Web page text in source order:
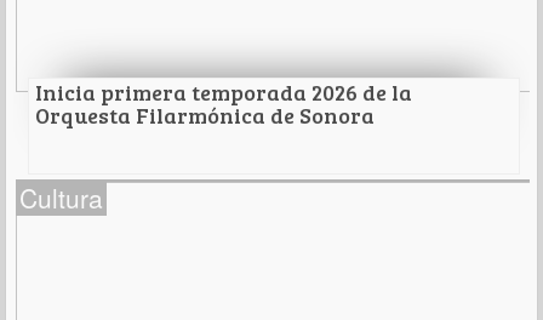
Leer Más
Inicia primera temporada 2026 de la
Orquesta Filarmónica de Sonora
Inicia primera temporada 2026 de la Orquesta
Cultura